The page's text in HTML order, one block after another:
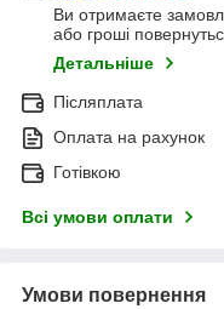
Ви отримаєте
або гроші
Детальніше
Післяплата
Оплата на рахунок
Готівкою
Всі умови оплати
Умови повернення